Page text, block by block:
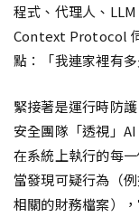
程式、代理人、
Context Protocol
點：「我連家裡有
緊接著是運行時防護
安全團隊「透視」
在系統上執行的每
當發現可疑行為（
相關的財務檔案）